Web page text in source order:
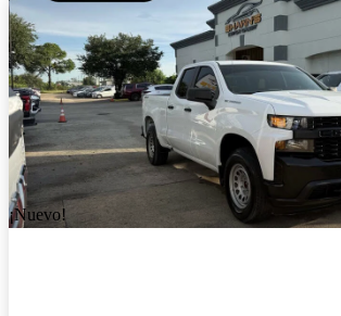
¡Nuevo!